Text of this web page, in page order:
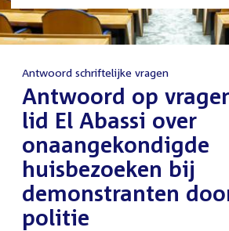
Antwoord schriftelijke vragen
Antwoord op
lid El Abassi over
onaangekondigde
huisbezoeken bij
demonstranten
politie